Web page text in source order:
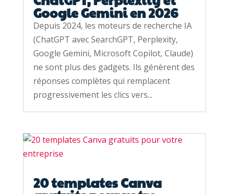
Google Gemini en 2026
Depuis 2024, les moteurs de recherche IA
(ChatGPT avec SearchGPT, Perplexity,
Google Gemini, Microsoft Copilot, Claude)
ne sont plus des gadgets. Ils génèrent des
réponses complètes qui remplacent
progressivement les clics vers...
20 templates Canva